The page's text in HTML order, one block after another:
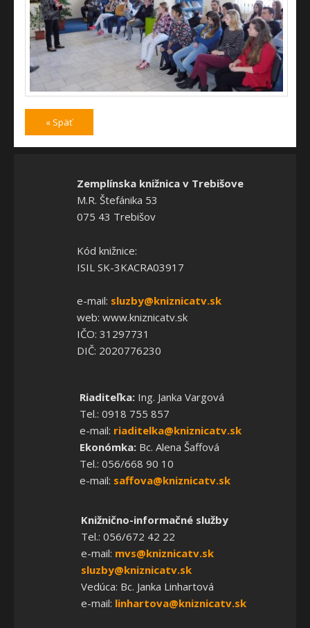
« Späť
Zemplínska knižnica v Trebišove
M.R. Štefánika 53
075 43 Trebišov
Kód knižnice:
ISIL SK-3KACRA03917
e-mail: sluzby@kniznicatv.sk
web: www.kniznicatv.sk
IČO: 31297731
DIČ: 2020776230
Riaditeľka:Ing. Janka Vargová
Tel.: 0918 755 857
e-mail: riaditelka@kniznicatv.sk
Ekonómka:Bc. Alena Šaffová
Tel.: 056/668 90 10
e-mail: saffova@kniznicatv.sk
Knižnično-informačné služby
Tel.: 056/672 42 22
e-mail: mvs@kniznicatv.sk
sluzby@kniznicatv.sk
Vedúca: Bc. Janka Linhartová
e-mail: linhartova@kniznicatv.sk